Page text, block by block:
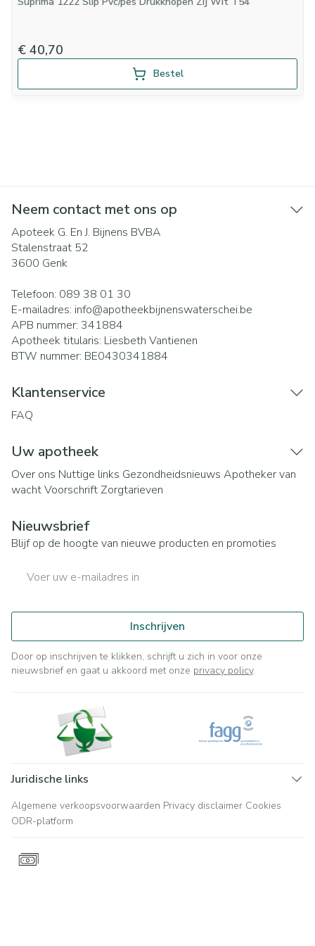
€ 40,70
Bestel
Neem contact met ons op
Apoteek G. En J. Bijnens BVBA
Stalenstraat 52
3600 Genk
Telefoon: 089 38 01 30
E-mailadres: info@apotheekbijnenswaterschei.be
APB nummer: 341884
Apotheek titularis: Liesbeth Vantienen
BTW nummer: BE0430341884
Klantenservice
FAQ
Uw apotheek
Over ons Nuttige links Gezondheidsnieuws Apotheker van
wachtVoorschrift Zorgtarieven
Nieuwsbrief
Blijf op de hoogte van nieuwe producten en promoties
Inschrijven
Door op inschrijven te klikken, schrijft u zich in voor onze
nieuwsbrief en gaat u akkoord met onze privacy policy.
Juridische links
Algemene verkoopsvoorwaarden Privacy disclaimer Cookies
ODR-platform